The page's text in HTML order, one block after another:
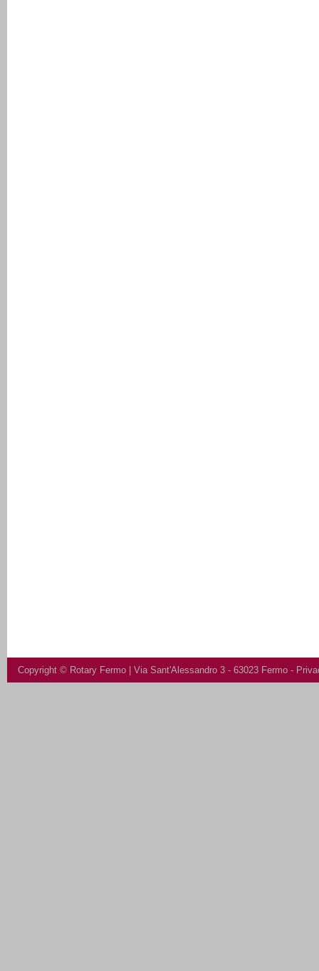
Copyright © Rotary Fermo | Via Sant'Alessandro 3 - 63023 Fermo -